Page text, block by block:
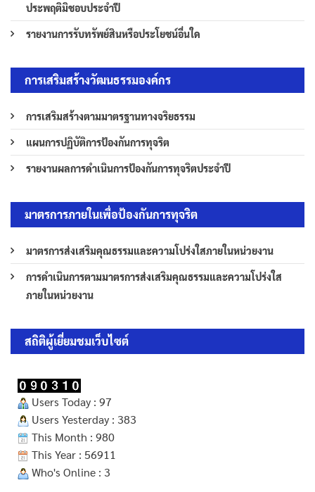
ประพฤติมิชอบประจำปี
รายงานการรับทรัพย์สินหรือประโยชน์อื่นใด
การเสริมสร้างวัฒนธรรมองค์กร
การเสริมสร้างตามมาตรฐานทางจริยธรรม
แผนการปฏิบัติการป้องกันการทุจริต
รายงานผลการดำเนินการป้องกันการทุจริตประจำปี
มาตรการภายในเพื่อป้องกันการทุจริต
มาตรการส่งเสริมคุณธรรมและความโปร่งใสภายในหน่วยงาน
การดำเนินการตามมาตรการส่งเสริมคุณธรรมและความโปร่งใส
ภายในหน่วยงาน
สถิติผู้เยี่ยมชมเว็บไซต์
Users Today : 97
Users Yesterday : 383
This Month : 980
This Year : 56911
Who's Online : 3